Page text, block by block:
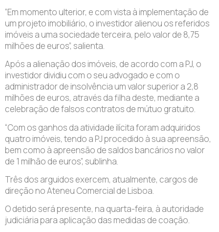
“Em momento ulterior, e com vista à implementação de
um projeto imobiliário, o investidor alienou os referidos
imóveis a uma sociedade terceira, pelo valor de 8,75
milhões de euros”, salienta.
Após a alienação dos imóveis, de acordo com a PJ, o
investidor dividiu com o seu advogado e com o
administrador de insolvência um valor superior a 2,8
milhões de euros, através da filha deste, mediante a
celebração de falsos contratos de mútuo gratuito.
“Com os ganhos da atividade ilícita foram adquiridos
quatro imóveis, tendo a PJ procedido à sua apreensão,
bem como à apreensão de saldos bancários no valor
de 1 milhão de euros”, sublinha.
Três dos arguidos exercem, atualmente, cargos de
direção no Ateneu Comercial de Lisboa.
O detido será presente, na quarta-feira, à autoridade
judiciária para aplicação das medidas de coação.